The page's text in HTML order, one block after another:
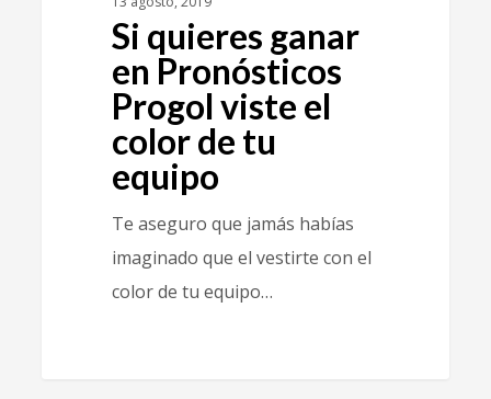
Si quieres ganar
en Pronósticos
Progol viste el
color de tu
equipo
Te aseguro que jamás habías
imaginado que el vestirte con el
color de tu equipo…